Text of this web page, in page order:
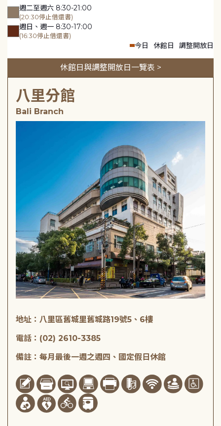
週二至週六 8:30-21:00
(20:30停止借還書)
週日、週一 8:30-17:00
(16:30停止借還書)
今日 休館日 調整開放日
休館日與調整開放日一覽表 >
八里分館
Bali Branch
地址：八里區舊城里舊城路19號5、6樓
電話：(02) 2610-3385
備註：每月最後一週之週四、國定假日休館